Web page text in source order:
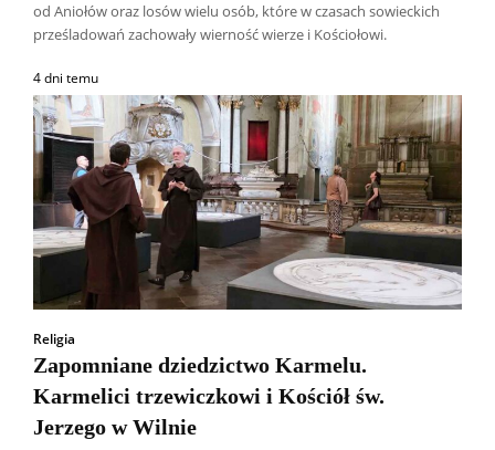
od Aniołów oraz losów wielu osób, które w czasach sowieckich
prześladowań zachowały wierność wierze i Kościołowi.
4 dni temu
Religia
Zapomniane dziedzictwo Karmelu.
Karmelici trzewiczkowi i Kościół św.
Jerzego w Wilnie